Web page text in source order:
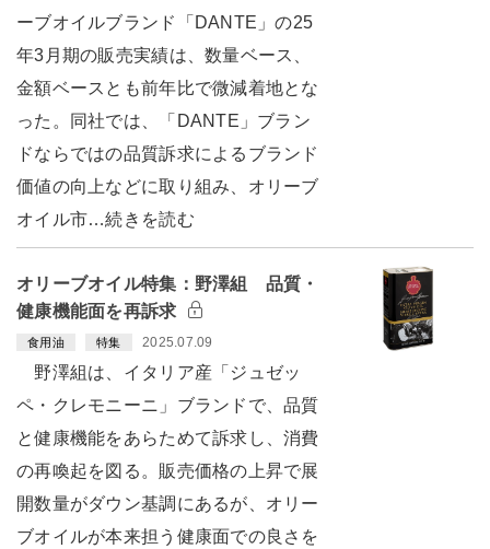
ーブオイルブランド「DANTE」の25
年3月期の販売実績は、数量ベース、
金額ベースとも前年比で微減着地とな
った。同社では、「DANTE」ブラン
ドならではの品質訴求によるブランド
価値の向上などに取り組み、オリーブ
オイル市…続きを読む
オリーブオイル特集：野澤組 品質・
健康機能面を再訴求
食用油 特集 2025.07.09
野澤組は、イタリア産「ジュゼッ
ペ・クレモニーニ」ブランドで、品質
と健康機能をあらためて訴求し、消費
の再喚起を図る。販売価格の上昇で展
開数量がダウン基調にあるが、オリー
ブオイルが本来担う健康面での良さを